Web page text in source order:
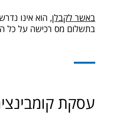
באשר לקבלן, הוא אינו
בתשלום מס רכישה על כל
עסקת